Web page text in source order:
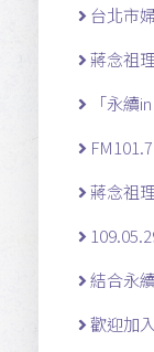
台北市
蔣念祖
「永續
蔣念祖
結合永
歡迎加入